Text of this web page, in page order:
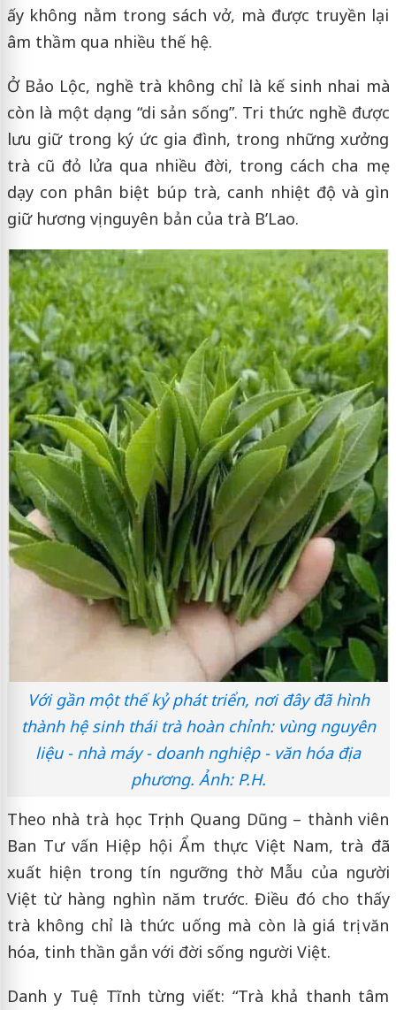
ấy không nằm trong sách vở, mà được truyền lại
âm thầm qua nhiều thế hệ.
Ở Bảo Lộc, nghề trà không chỉ là kế sinh nhai mà
còn là một dạng “di sản sống”. Tri thức nghề được
lưu giữ trong ký ức gia đình, trong những xưởng
trà cũ đỏ lửa qua nhiều đời, trong cách cha mẹ
dạy con phân biệt búp trà, canh nhiệt độ và gìn
giữ hương vị nguyên bản của trà B’Lao.
Với gần một thế kỷ phát triển, nơi đây đã hình
thành hệ sinh thái trà hoàn chỉnh: vùng nguyên
liệu - nhà máy - doanh nghiệp - văn hóa địa
phương. Ảnh: P.H.
Theo nhà trà học Trịnh Quang Dũng – thành viên
Ban Tư vấn Hiệp hội Ẩm thực Việt Nam, trà đã
xuất hiện trong tín ngưỡng thờ Mẫu của người
Việt từ hàng nghìn năm trước. Điều đó cho thấy
trà không chỉ là thức uống mà còn là giá trị văn
hóa, tinh thần gắn với đời sống người Việt.
Danh y Tuệ Tĩnh từng viết: “Trà khả thanh tâm